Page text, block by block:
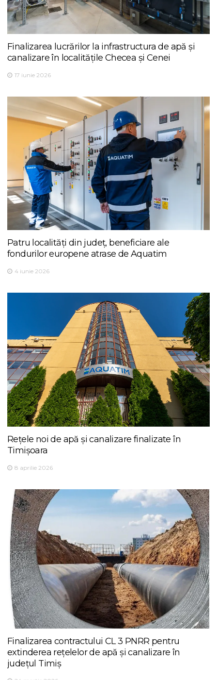
Finalizarea lucrărilor la infrastructura de apă și
canalizare în localitățile Checea și Cenei
17 iunie 2026
Patru localități din județ, beneficiare ale
fondurilor europene atrase de Aquatim
4 iunie 2026
Rețele noi de apă și canalizare finalizate în
Timișoara
8 aprilie 2026
Finalizarea contractului CL 3 PNRR pentru
extinderea rețelelor de apă și canalizare în
județul Timiș